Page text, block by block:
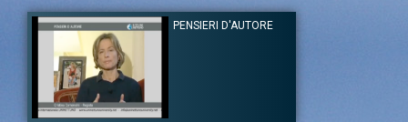
PENSIERI D'AUTORE